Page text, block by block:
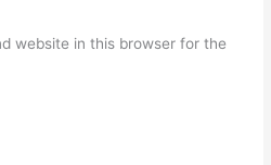
website in this browser for the